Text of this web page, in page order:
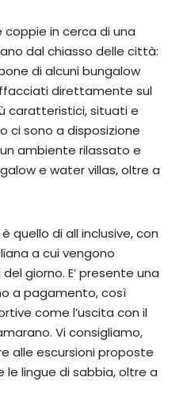
in cerca di una
dal chiasso delle città:
di alcuni bungalow
direttamente sul
caratteristici, situati e
ci sono a disposizione
ambiente rilassato e
e water villas, oltre a
di all inclusive, con
a cui vengono
giorno. E’ presente una
a pagamento, così
come l’uscita con il
Vi consigliamo,
alle escursioni proposte
lingue di sabbia, oltre a